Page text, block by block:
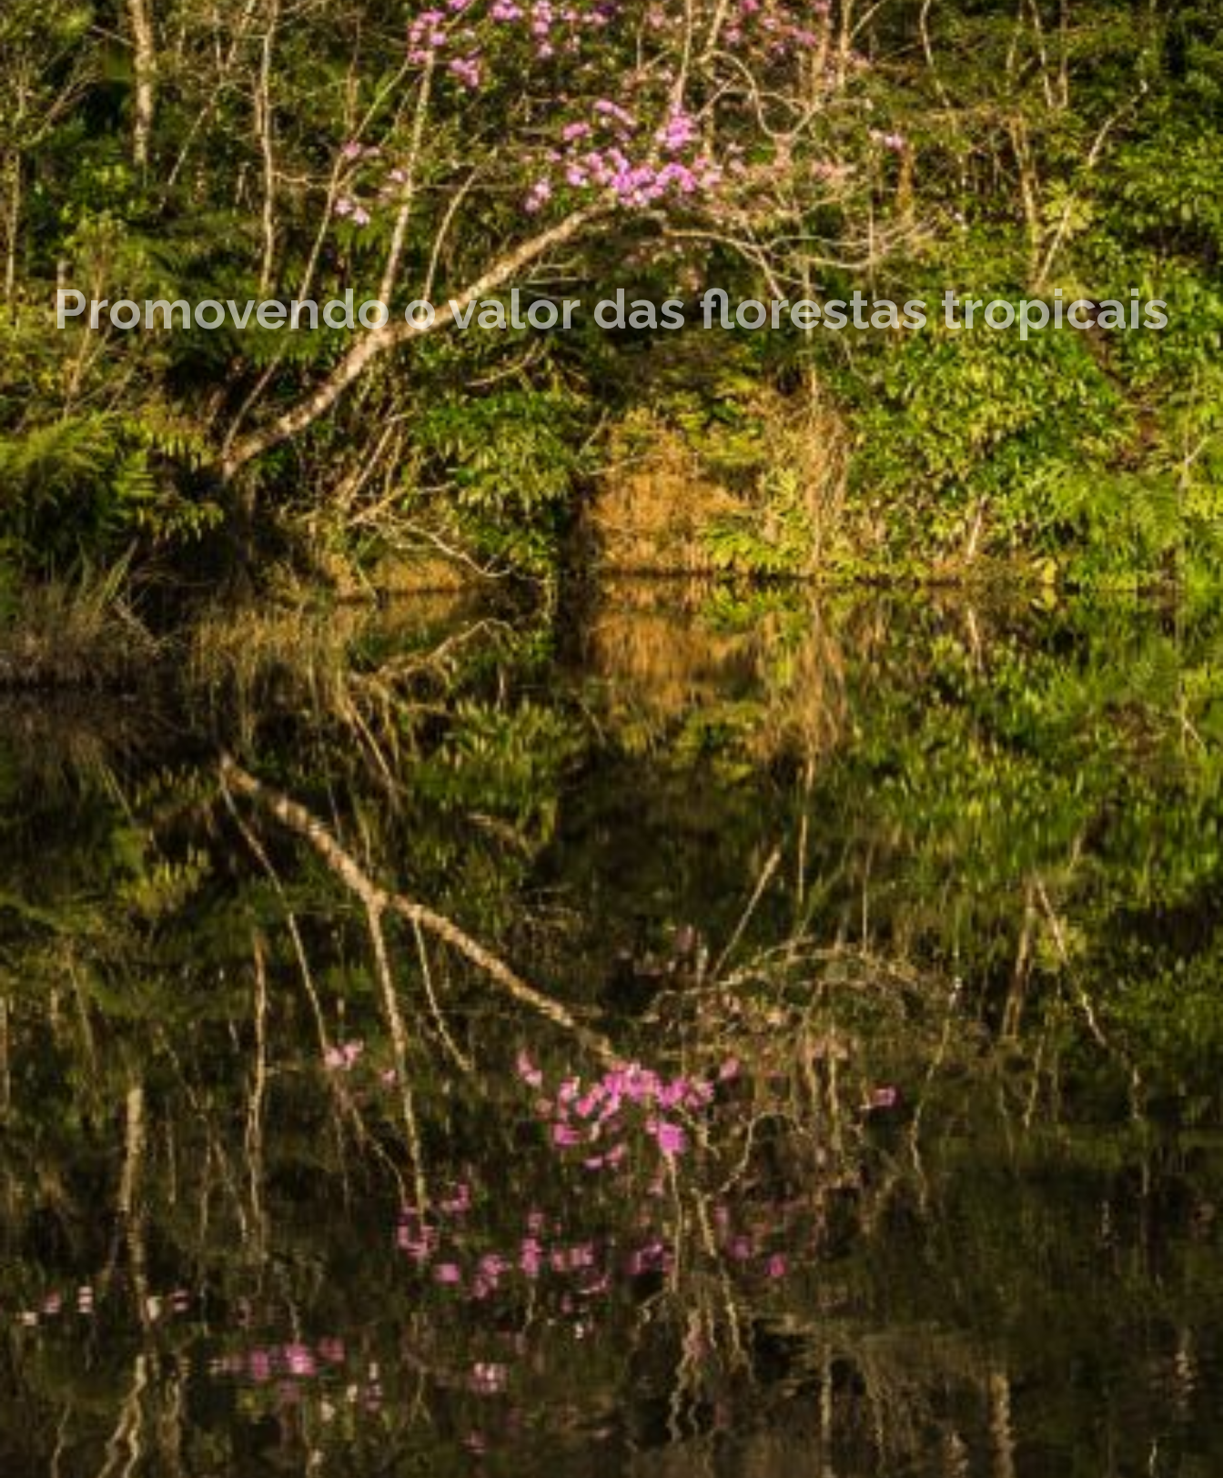
Promovendo o valor das florestas tropicais